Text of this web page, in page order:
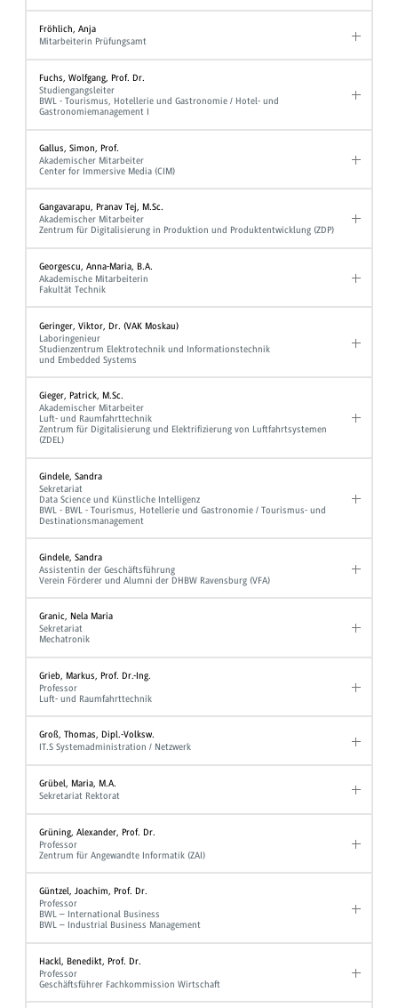
Fröhlich, Anja
Mitarbeiterin Prüfungsamt
Fuchs, Wolfgang, Prof. Dr.
Studiengangsleiter
BWL - Tourismus, Hotellerie und Gastronomie / Hotel- und
Gastronomiemanagement I
Gallus, Simon, Prof.
Akademischer Mitarbeiter
Center for Immersive Media (CIM)
Gangavarapu, Pranav Tej, M.Sc.
Akademischer Mitarbeiter
Zentrum für Digitalisierung in Produktion und Produktentwicklung (ZDP)
Georgescu, Anna-Maria, B.A.
Akademische Mitarbeiterin
Fakultät Technik
Geringer, Viktor, Dr. (VAK Moskau)
Laboringenieur
Studienzentrum Elektrotechnik und Informationstechnik
und Embedded Systems
Gieger, Patrick, M.Sc.
Akademischer Mitarbeiter
Luft- und Raumfahrttechnik
Zentrum für Digitalisierung und Elektrifizierung von Luftfahrtsystemen
(ZDEL)
Gindele, Sandra
Sekretariat
Data Science und Künstliche Intelligenz
BWL - BWL - Tourismus, Hotellerie und Gastronomie / Tourismus- und
Destinationsmanagement
Gindele, Sandra
Assistentin der Geschäftsführung
Verein Förderer und Alumni der DHBW Ravensburg (VFA)
Granic, Nela Maria
Sekretariat
Mechatronik
Grieb, Markus, Prof. Dr.-Ing.
Professor
Luft- und Raumfahrttechnik
Groß, Thomas, Dipl.-Volksw.
IT.S Systemadministration / Netzwerk
Grübel, Maria, M.A.
Sekretariat Rektorat
Grüning, Alexander, Prof. Dr.
Professor
Zentrum für Angewandte Informatik (ZAI)
Güntzel, Joachim, Prof. Dr.
Professor
BWL – International Business
BWL – Industrial Business Management
Hackl, Benedikt, Prof. Dr.
Professor
Geschäftsführer Fachkommission Wirtschaft